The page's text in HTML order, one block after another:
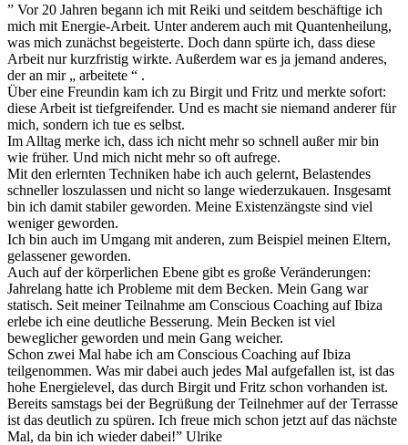
” Vor 20 Jahren begann ich mit Reiki und seitdem beschäftige ich
mich mit Energie-Arbeit. Unter anderem auch mit Quantenheilung,
was mich zunächst begeisterte. Doch dann spürte ich, dass diese
Arbeit nur kurzfristig wirkte. Außerdem war es ja jemand anderes,
der an mir „ arbeitete “ .
Über eine Freundin kam ich zu Birgit und Fritz und merkte sofort:
diese Arbeit ist tiefgreifender. Und es macht sie niemand anderer für
mich, sondern ich tue es selbst.
Im Alltag merke ich, dass ich nicht mehr so schnell außer mir bin
wie früher. Und mich nicht mehr so oft aufrege.
Mit den erlernten Techniken habe ich auch gelernt, Belastendes
schneller loszulassen und nicht so lange wiederzukauen. Insgesamt
bin ich damit stabiler geworden. Meine Existenzängste sind viel
weniger geworden.
Ich bin auch im Umgang mit anderen, zum Beispiel meinen Eltern,
gelassener geworden.
Auch auf der körperlichen Ebene gibt es große Veränderungen:
Jahrelang hatte ich Probleme mit dem Becken. Mein Gang war
statisch. Seit meiner Teilnahme am Conscious Coaching auf Ibiza
erlebe ich eine deutliche Besserung. Mein Becken ist viel
beweglicher geworden und mein Gang weicher.
Schon zwei Mal habe ich am Conscious Coaching auf Ibiza
teilgenommen. Was mir dabei auch jedes Mal aufgefallen ist, ist das
hohe Energielevel, das durch Birgit und Fritz schon vorhanden ist.
Bereits samstags bei der Begrüßung der Teilnehmer auf der Terrasse
ist das deutlich zu spüren. Ich freue mich schon jetzt auf das nächste
Mal, da bin ich wieder dabei!” Ulrike